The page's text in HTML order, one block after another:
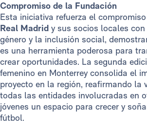
Compromiso de la Fundación
Esta iniciativa refuerza el
Real Madrid y sus socios locales
género y la inclusión social,
es una herramienta poderosa para
crear oportunidades. La segunda
femenino en Monterrey consolida el
proyecto en la región, reafirmando la
todas las entidades involucradas en
jóvenes un espacio para crecer y
fútbol.